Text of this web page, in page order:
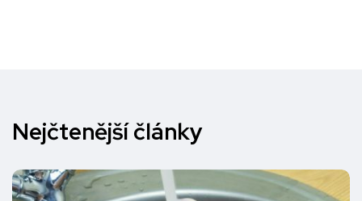
Nejčtenější články